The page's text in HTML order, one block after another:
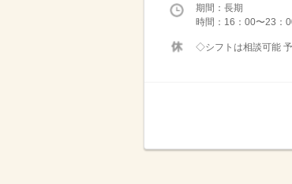
期間：長期
時間：16：00〜23：
◇シフトは相談可能